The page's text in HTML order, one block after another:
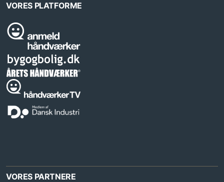
VORES PLATFORME
VORES PARTNERE